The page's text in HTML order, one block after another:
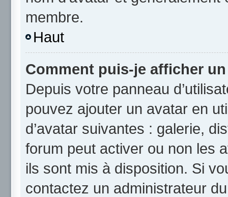
membre.
Haut
Comment puis-je afficher
Depuis votre panneau
pouvez ajouter un avatar en
d’avatar suivantes : galerie,
forum peut activer ou non les
ils sont mis à disposition. Si
contactez un administrateur